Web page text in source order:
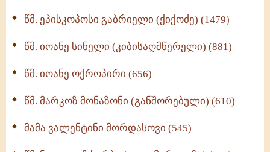
წმ. ეპისკოპოსი გაბრიელი (ქიქოძე) (1479)
წმ. იოანე სინელი (კიბისაღმწერელი) (881)
წმ. იოანე ოქროპირი (656)
წმ. მარკოზ მონაზონი (განშორებული) (610)
მამა ვალენტინი მორდასოვი (545)